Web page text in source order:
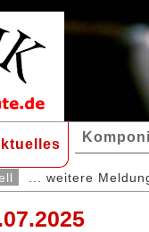
... weitere